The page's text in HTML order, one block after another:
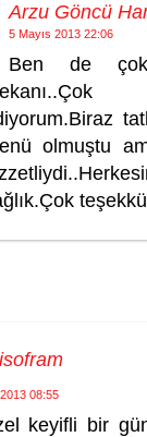
Arzu Göncü
5 Mayıs 2013 22:06
Ben de çok
olmuştu
08:55
keyifli bir